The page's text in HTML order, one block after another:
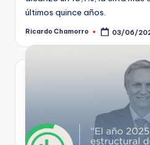
últimos quince años.
Publicado
Ricardo Chamorro 03/06/